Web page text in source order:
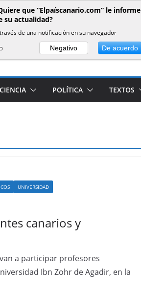
CIENCIA POLÍTICA TEXTOS
UNIVERSIDAD
canarios y
a participar profesores
Ibn Zohr de Agadir, en la
que “Elpaíscanario.com” le informe
su actualidad?
de una notificación en su navegador
Negativo De acuerdo